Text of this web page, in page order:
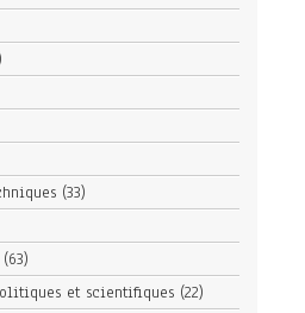
(33)
(63)
et scientifiques (22)